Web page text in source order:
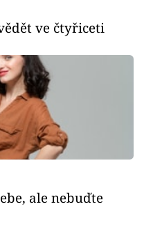
ve čtyřiceti
ale nebuďte